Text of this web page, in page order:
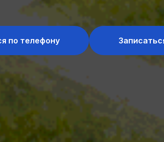
по телефону